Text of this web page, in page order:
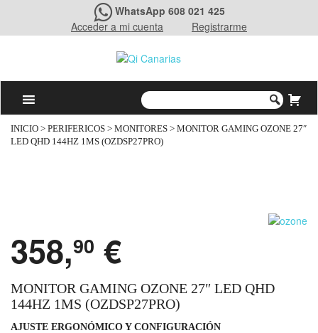
WhatsApp 608 021 425
Acceder a mi cuenta
Registrarme
INICIO > PERIFERICOS > MONITORES > MONITOR GAMING OZONE 27″
LED QHD 144HZ 1MS (OZDSP27PRO)
358,90 €
MONITOR GAMING OZONE 27″ LED QHD
144HZ 1MS (OZDSP27PRO)
AJUSTE ERGONÓMICO Y CONFIGURACIÓN